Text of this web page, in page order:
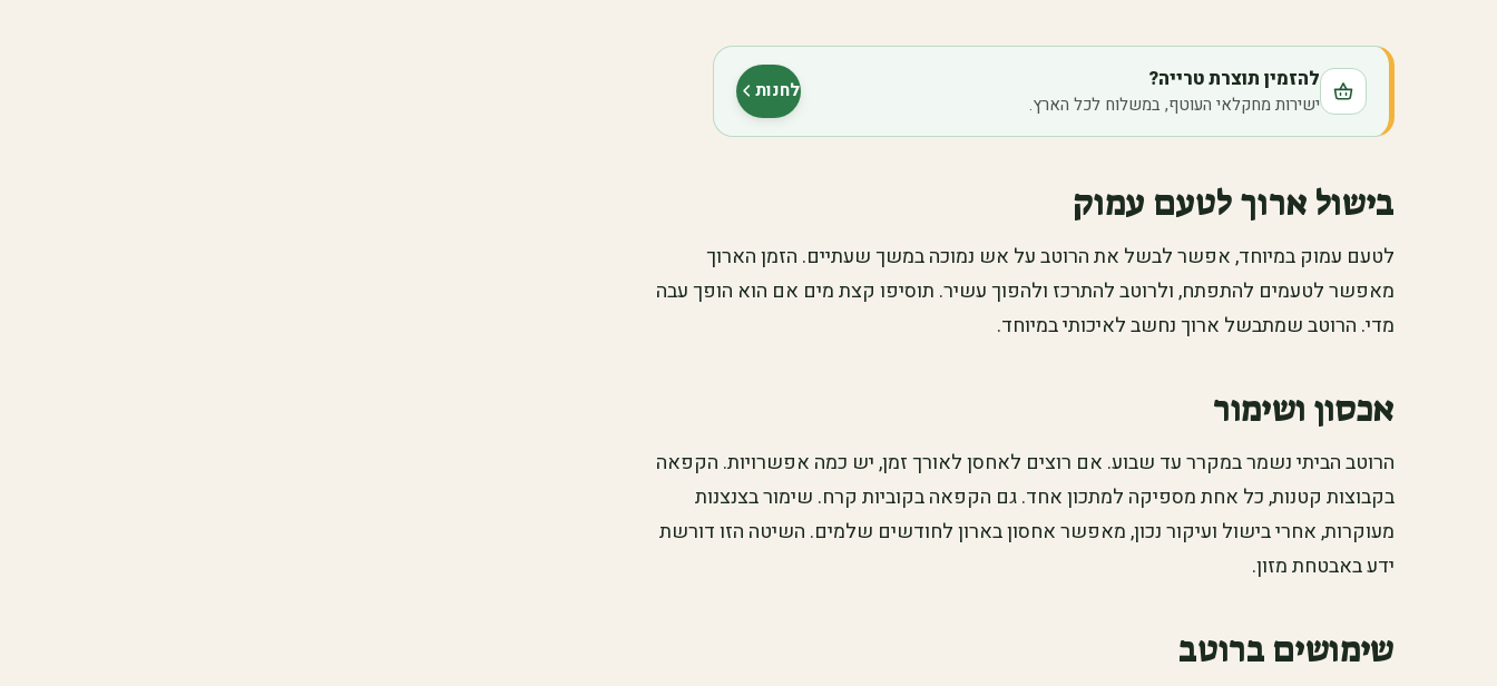
להזמין תוצרת טרייה?
ישירות מחקלאי העוטף, במשלוח לכל הארץ.
לחנות(נפתח בלשונית חדשה)
בישול ארוך לטעם עמוק
לטעם עמוק במיוחד, אפשר לבשל את הרוטב על אש נמוכה במשך שעתיים. הזמן הארוך
מאפשר לטעמים להתפתח, ולרוטב להתרכז ולהפוך עשיר. תוסיפו קצת מים אם הוא הופך עבה
מדי. הרוטב שמתבשל ארוך נחשב לאיכותי במיוחד.
אכסון ושימור
הרוטב הביתי נשמר במקרר עד שבוע. אם רוצים לאחסן לאורך זמן, יש כמה אפשרויות. הקפאה
בקבוצות קטנות, כל אחת מספיקה למתכון אחד. גם הקפאה בקוביות קרח. שימור בצנצנות
מעוקרות, אחרי בישול ועיקור נכון, מאפשר אחסון בארון לחודשים שלמים. השיטה הזו דורשת
ידע באבטחת מזון.
שימושים ברוטב